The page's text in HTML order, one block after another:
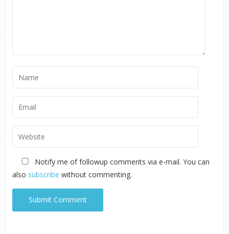
Notify me of followup comments via e-mail. You can
also subscribe without commenting.